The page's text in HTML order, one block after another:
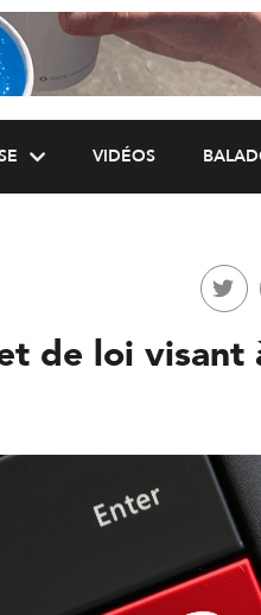
VIDÉOS
de loi visant